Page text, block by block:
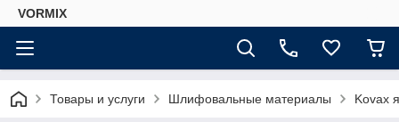
VORMIX
Товары и услуги Шлифовальные материалы Kovax